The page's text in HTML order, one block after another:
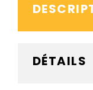
DÉTAILS